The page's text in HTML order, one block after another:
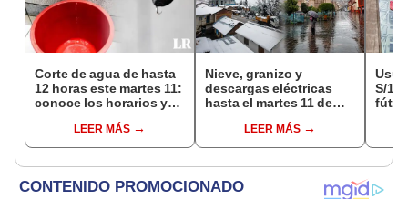
Corte de agua de hasta
12 horas este martes 11:
conoce los horarios y
Miraflores, SJL, Los
Olivos y más
LEER MÁS
Nieve, granizo y
descargas eléctricas
hasta el martes 11 de
advierte mal tiempo en
la sierra e Indeci insta a
LEER MÁS
S/